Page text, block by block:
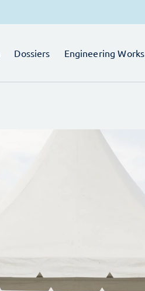
Dossiers Engineering Works